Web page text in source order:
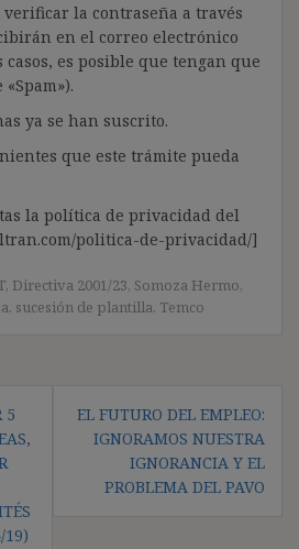
la contraseña a través
en el correo electrónico
es posible que tengan que
ya se han suscrito.
que este trámite pueda
la política de privacidad del
politica-de-privacidad/]
, Directiva 2001/23, Somoza Hermo,
, sucesión de plantilla, Temco
5
19)
EL FUTURO DEL EMPLEO:
IGNORAMOS NUESTRA
IGNORANCIA Y EL
PROBLEMA DEL PAVO